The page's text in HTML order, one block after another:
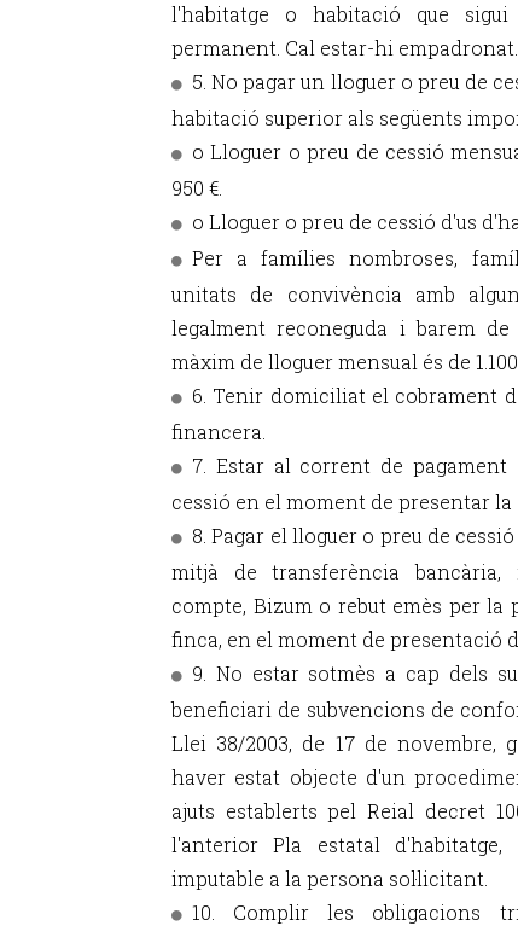
l'habitatge o habitació que
permanent. Cal estar-hi empadronat.
5. No pagar un lloguer o preu de
habitació superior als següents
o Lloguer o preu de cessió
950 €.
o Lloguer o preu de cessió d'us
Per a famílies nombroses,
unitats de convivència amb
legalment reconeguda i barem
màxim de lloguer mensual és de
6. Tenir domiciliat el cobrament
financera.
7. Estar al corrent de
cessió en el moment de presentar la
8. Pagar el lloguer o preu de
mitjà de transferència
compte, Bizum o rebut emès per la
finca, en el moment de presentació
9. No estar sotmès a cap dels
beneficiari de subvencions de
Llei 38/2003, de 17 de novembre,
haver estat objecte d'un
ajuts establerts pel Reial decret
l'anterior Pla estatal
imputable a la persona sol·licitant.
10. Complir les obligacions